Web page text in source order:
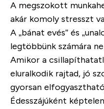
A megszokott
akár komoly stresszt
A „bánat evés”és
legtöbbünk számára
Amikor a
eluralkodik rajtad, jó
gyorsan
Édesszájúként